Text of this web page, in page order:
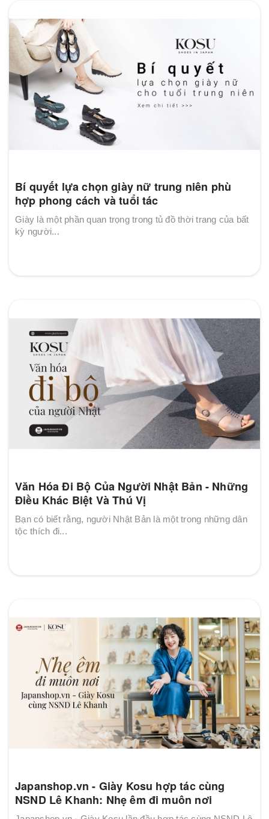
Bí quyết lựa chọn giày nữ trung niên phù
hợp phong cách và tuổi tác
Giày là một phần quan trọng trong tủ đồ thời trang của bất
kỳ người...
Văn Hóa Đi Bộ Của Người Nhật Bản - Những
Điều Khác Biệt Và Thú Vị
Bạn có biết rằng, người Nhật Bản là một trong những dân
tộc thích đi...
Japanshop.vn - Giày Kosu hợp tác cùng
NSND Lê Khanh: Nhẹ êm đi muôn nơi